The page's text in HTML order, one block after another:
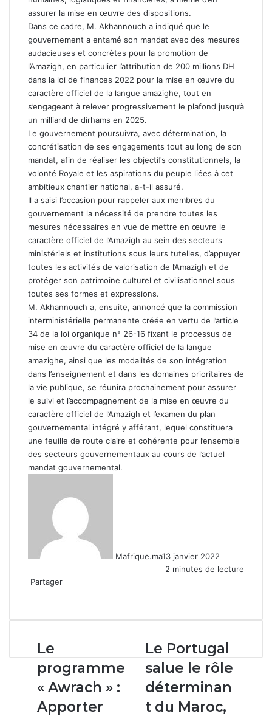
assurer la mise en œuvre des dispositions.
Dans ce cadre, M. Akhannouch a indiqué que le
gouvernement a entamé son mandat avec des mesures
audacieuses et concrètes pour la promotion de
l’Amazigh, en particulier l’attribution de 200 millions DH
dans la loi de finances 2022 pour la mise en œuvre du
caractère officiel de la langue amazighe, tout en
s’engageant à relever progressivement le plafond jusqu’à
un milliard de dirhams en 2025.
Le gouvernement poursuivra, avec détermination, la
concrétisation de ses engagements tout au long de son
mandat, afin de réaliser les objectifs constitutionnels, la
volonté Royale et les aspirations du peuple liées à cet
ambitieux chantier national, a-t-il assuré.
Il a saisi l’occasion pour rappeler aux membres du
gouvernement la nécessité de prendre toutes les
mesures nécessaires en vue de mettre en œuvre le
caractère officiel de l’Amazigh au sein des secteurs
ministériels et institutions sous leurs tutelles, d’appuyer
toutes les activités de valorisation de l’Amazigh et de
protéger son patrimoine culturel et civilisationnel sous
toutes ses formes et expressions.
M. Akhannouch a, ensuite, annoncé que la commission
interministérielle permanente créée en vertu de l’article
34 de la loi organique n° 26-16 fixant le processus de
mise en œuvre du caractère officiel de la langue
amazighe, ainsi que les modalités de son intégration
dans l’enseignement et dans les domaines prioritaires de
la vie publique, se réunira prochainement pour assurer
le suivi et l’accompagnement de la mise en œuvre du
caractère officiel de l’Amazigh et l’examen du plan
gouvernemental intégré y afférant, lequel constituera
une feuille de route claire et cohérente pour l’ensemble
des secteurs gouvernementaux au cours de l’actuel
mandat gouvernemental.
Mafrique.ma13 janvier 2022
2 minutes de lecture
Partager
email
Le
programme
« Awrach »
Apporter
des
Le
programme
« Awrach » :
Apporter
Le
Portugal
salue
le
rôle
déterminant
Le Portugal
salue le rôle
déterminan
t du Maroc,